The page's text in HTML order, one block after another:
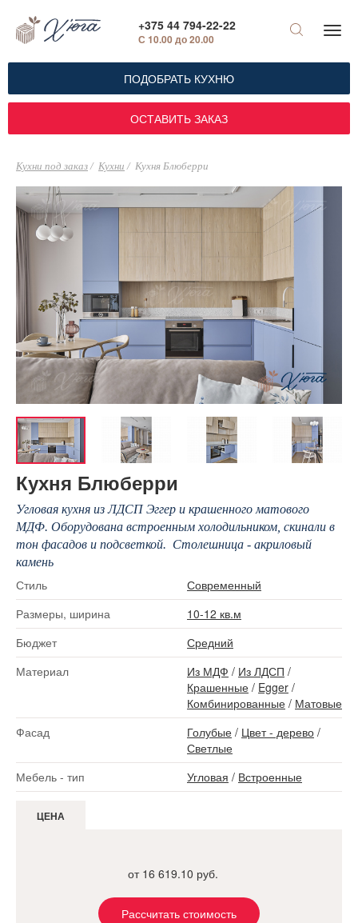
+375 44 794-22-22
С 10.00 до 20.00
ПОДОБРАТЬ КУХНЮ
ОСТАВИТЬ ЗАКАЗ
Кухни под заказ Кухни Кухня Блюберри
Кухня Блюберри
Угловая кухня из ЛДСП Эггер и крашенного матового
МДФ. Оборудована встроенным холодильником, скинали в
тон фасадов и подсветкой. Столешница - акриловый
камень
Стиль
Современный
Размеры, ширина
10-12 кв.м
Бюджет
Средний
Материал
Из МДФ / Из ЛДСП /
Крашенные / Egger /
Комбинированные / Матовые
Фасад
Голубые / Цвет - дерево /
Светлые
Мебель - тип
Угловая / Встроенные
ЦЕНА
от 16 619.10 руб.
Рассчитать стоимость